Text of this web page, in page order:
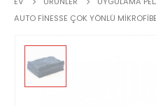
AUTO FINESSE ÇOK YÖNLÜ